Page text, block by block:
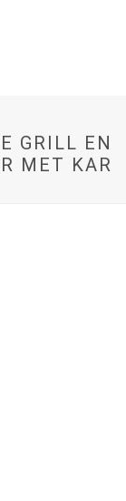
GRILL EN
MET KAR